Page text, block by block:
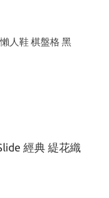
人鞋 棋盤格 黑